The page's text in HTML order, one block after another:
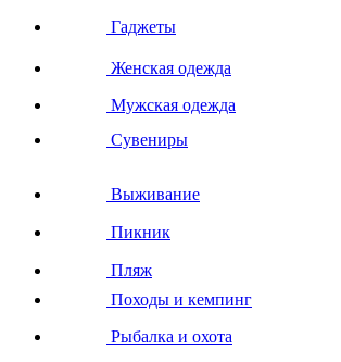
Гаджеты
Женская одежда
Мужская одежда
Сувениры
Выживание
Пикник
Пляж
Походы и кемпинг
Рыбалка и охота